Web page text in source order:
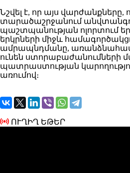
Նշվել է, որ այս վարժանքները,
տարածաշրջանում
պաշտպանության ոլորտում
երկրների միջև
ամրապնդմանը,
ունեն ստորաբաժանումների
պատրաստության
առումով։
ՈՒՂԻՂ ԵԹԵՐ